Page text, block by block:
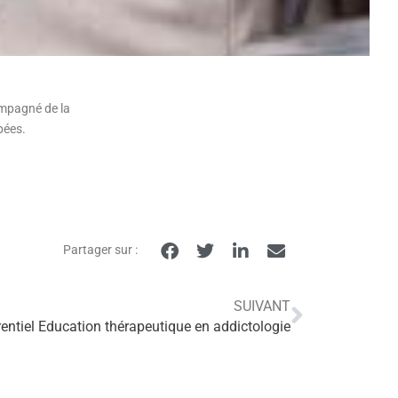
de la
Partager sur :
SUIVANT
Education thérapeutique en addictologie